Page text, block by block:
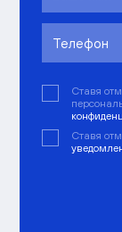
Ставя
Ставя